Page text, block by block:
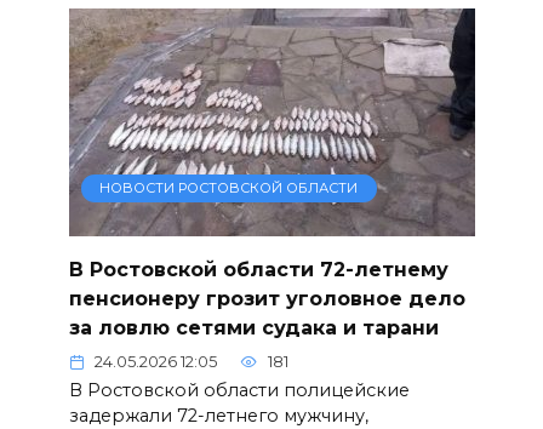
НОВОСТИ РОСТОВСКОЙ ОБЛАСТИ
В Ростовской области 72-летнему
пенсионеру грозит уголовное дело
за ловлю сетями судака и тарани
24.05.2026 12:05 181
В Ростовской области полицейские
задержали 72-летнего мужчину,